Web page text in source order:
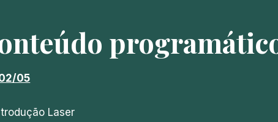
05
Laser